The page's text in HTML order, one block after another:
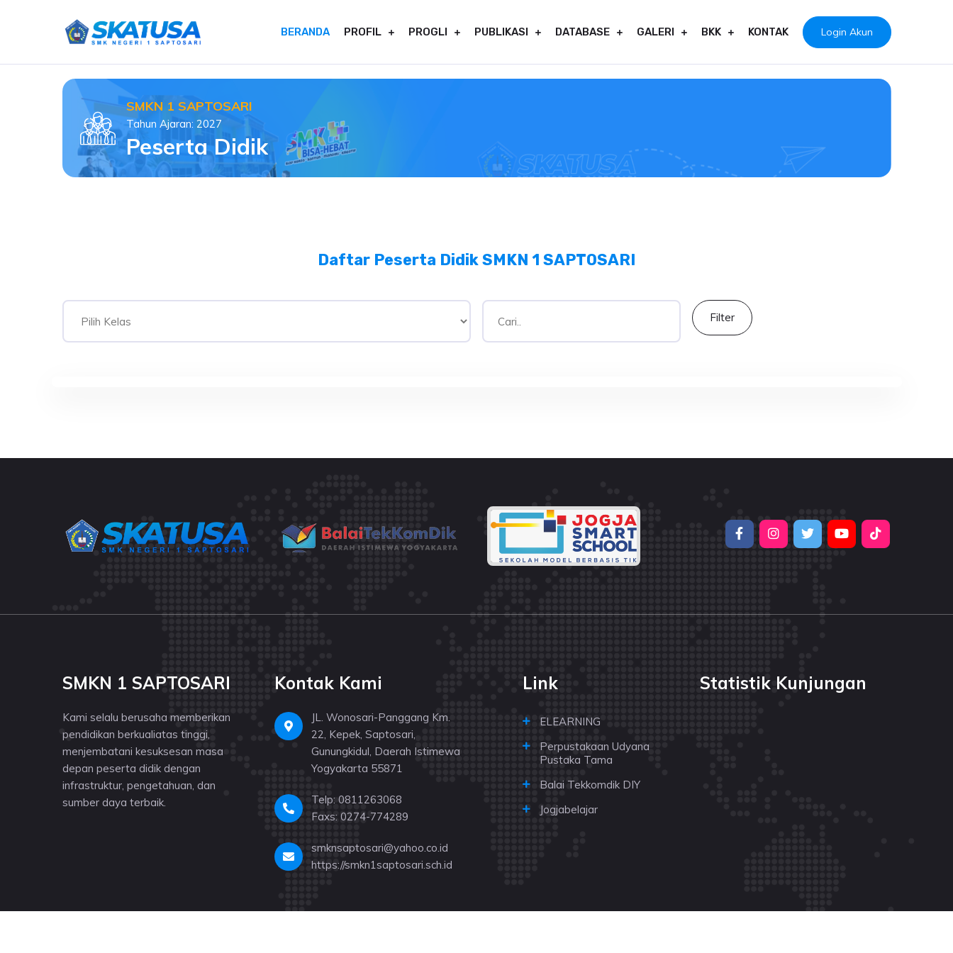
Login Akun
BERANDA PROFIL PROGLI PUBLIKASI DATABASE GALERI BKK KONTAK
SMKN 1 SAPTOSARI
Tahun Ajaran: 2027
Peserta Didik
Daftar Peserta Didik SMKN 1 SAPTOSARI
Filter
SMKN 1 SAPTOSARI
Kami selalu berusaha memberikan
pendidikan berkualiatas tinggi,
menjembatani kesuksesan masa
depan peserta didik dengan
infrastruktur, pengetahuan, dan
sumber daya terbaik.
Kontak Kami
JL. Wonosari-Panggang Km.
22, Kepek, Saptosari,
Gunungkidul, Daerah Istimewa
Yogyakarta 55871
Telp: 0811263068
Faxs: 0274-774289
smknsaptosari@yahoo.co.id
https://smkn1saptosari.sch.id
Link
ELEARNING
Perpustakaan Udyana
Pustaka Tama
Balai Tekkomdik DIY
Jogjabelajar
Statistik Kunjungan